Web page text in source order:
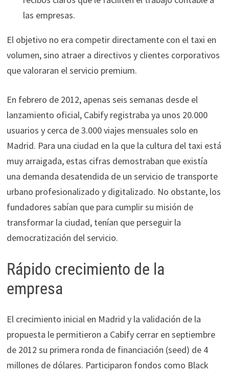
las empresas.
El objetivo no era competir directamente con el taxi en
volumen, sino atraer a directivos y clientes corporativos
que valoraran el servicio premium.
En febrero de 2012, apenas seis semanas desde el
lanzamiento oficial, Cabify registraba ya unos 20.000
usuarios y cerca de 3.000 viajes mensuales solo en
Madrid. Para una ciudad en la que la cultura del taxi está
muy arraigada, estas cifras demostraban que existía
una demanda desatendida de un servicio de transporte
urbano profesionalizado y digitalizado. No obstante, los
fundadores sabían que para cumplir su misión de
transformar la ciudad, tenían que perseguir la
democratización del servicio.
Rápido crecimiento de la
empresa
El crecimiento inicial en Madrid y la validación de la
propuesta le permitieron a Cabify cerrar en septiembre
de 2012 su primera ronda de financiación (seed) de 4
millones de dólares. Participaron fondos como Black